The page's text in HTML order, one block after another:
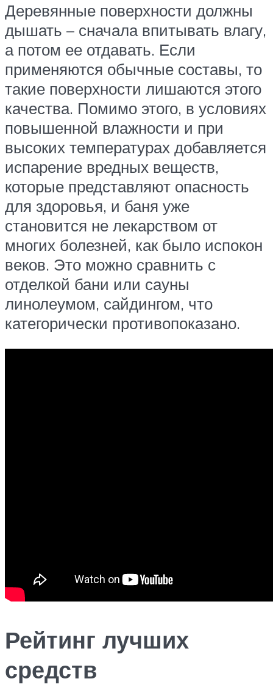
Деревянные поверхности должны
дышать – сначала впитывать влагу,
а потом ее отдавать. Если
применяются обычные составы, то
такие поверхности лишаются этого
качества. Помимо этого, в условиях
повышенной влажности и при
высоких температурах добавляется
испарение вредных веществ,
которые представляют опасность
для здоровья, и баня уже
становится не лекарством от
многих болезней, как было испокон
веков. Это можно сравнить с
отделкой бани или сауны
линолеумом, сайдингом, что
категорически противопоказано.
Рейтинг лучших
средств